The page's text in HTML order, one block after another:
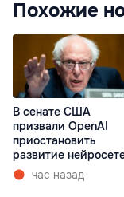
Похожие
В сенате США
призвали OpenAI
приостановить
развитие
час назад